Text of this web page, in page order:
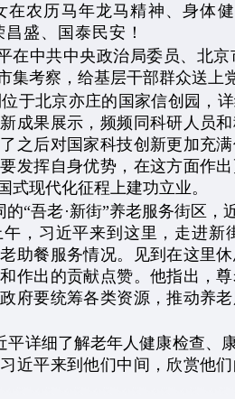
在农历马年龙马精神、身体
盛、国泰民安！
在中共中央政治局委员、北
集考察，给基层干部群众送上
于北京亦庄的国家信创园，
成果展示，频频同科研人员
之后对国家科技创新更加充
发挥自身优势，在这方面作
式现代化征程上建功立业。
“吾老·新街”养老服务街区
，习近平来到这里，走进
助餐服务情况。见到在这里
作出的贡献点赞。他指出，
府要统筹各类资源，推动养
平详细了解老年人健康检查、
近平来到他们中间，欣赏他